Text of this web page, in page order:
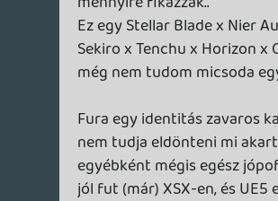
nem egy Stellar Blade), inkább az enemy
variety ami nagyon gyér, illetve a nyihogó
zene a háttérben loopon, az eléggé
idegőrlő tud lenni 😃 ránéztem poénból
Mortal Shell 2 betára, azért ott jelentősen
a sokszor időhúzós, felesleges (és
elnyomhatatlan) átvezetők és
párbeszédek rettenetesek néha, külön
rátesz erre, hogy gyanítom az angol
szinkron és acting nem túl acélos...